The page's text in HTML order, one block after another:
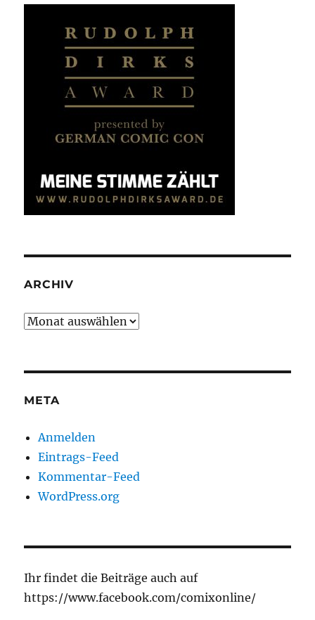
ARCHIV
Archiv
META
Anmelden
Eintrags-Feed
Kommentar-Feed
WordPress.org
Ihr findet die Beiträge auch auf
https://www.facebook.com/comixonline/